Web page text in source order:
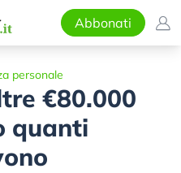
Abbonati
personale
€80.000
quanti